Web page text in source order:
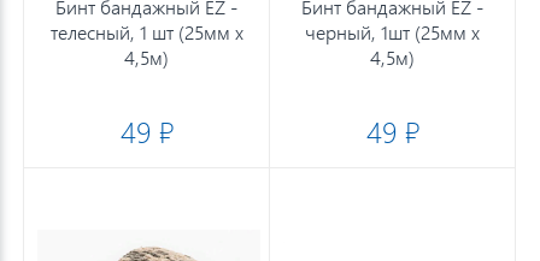
Бинт бандажный EZ -
телесный, 1 шт (25мм х
4,5м)
49 ₽
Бинт бандажный EZ -
черный, 1шт (25мм х
4,5м)
49 ₽